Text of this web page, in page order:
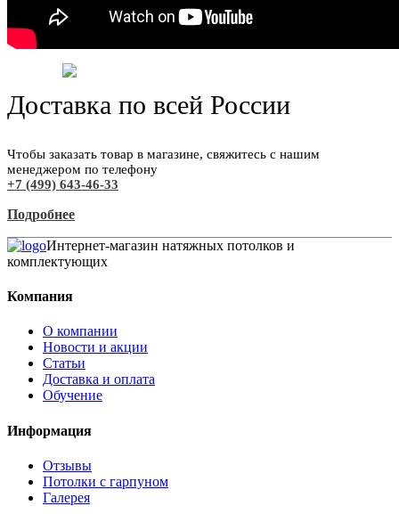
Доставка по всей России
Чтобы заказать товар в магазине, свяжитесь с нашим
менеджером по телефону
+7 (499) 643-46-33
Подробнее
Интернет-магазин натяжных потолков и
комплектующих
Компания
О компании
Новости и акции
Статьи
Доставка и оплата
Обучение
Информация
Отзывы
Потолки с гарпуном
Галерея